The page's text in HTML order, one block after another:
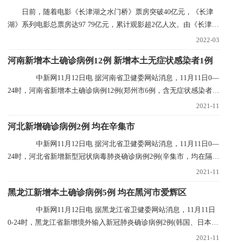
日前，随着电影《长津湖之水门桥》票房突破40亿元，《长津
湖》系列电影总票房达97 79亿元，累计观影超2亿人次。由《长津
2022-03
河南新增本土确诊病例12例 新增本土无症状感染者1例
中新网11月12日电 据河南省卫健委网站消息，11月11日0—
24时，河南省新增本土确诊病例12例(郑州市6例，含无症状感染者转
2021-11
河北新增确诊病例2例 均在辛集市
中新网11月12日电 据河北省卫健委网站消息，11月11日0—
24时，河北省新增新型冠状病毒肺炎确诊病例2例(辛集市，均在隔离
2021-11
黑龙江新增本土确诊病例5例 均在黑河市爱辉区
中新网11月12日电 据黑龙江省卫健委网站消息，11月11日
0-24时，黑龙江省新增境外输入新冠肺炎确诊病例2例(韩国、日本输
2021-11